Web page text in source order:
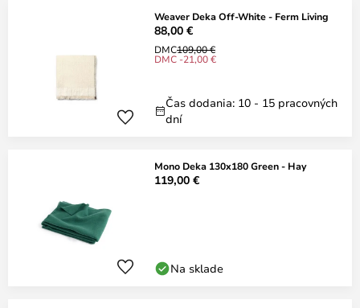
Weaver Deka Off-White - Ferm Living
88,00 €
DMC109,00 €
DMC -21,00 €
Čas dodania: 10 - 15 pracovných
dní
Mono Deka 130x180 Green - Hay
119,00 €
Na sklade